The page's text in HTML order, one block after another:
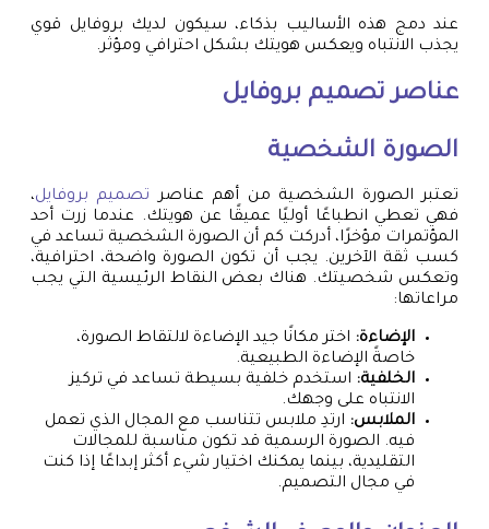
عند دمج هذه الأساليب بذكاء، سيكون لديك بروفايل قوي
يجذب الانتباه ويعكس هويتك بشكل احترافي ومؤثر.
عناصر تصميم بروفايل
الصورة الشخصية
تعتبر الصورة الشخصية من أهم عناصر تصميم بروفايل،
فهي تعطي انطباعًا أوليًا عميقًا عن هويتك. عندما زرت أحد
المؤتمرات مؤخرًا، أدركت كم أن الصورة الشخصية تساعد في
كسب ثقة الآخرين. يجب أن تكون الصورة واضحة، احترافية،
وتعكس شخصيتك. هناك بعض النقاط الرئيسية التي يجب
مراعاتها:
الإضاءة: اختر مكانًا جيد الإضاءة لالتقاط الصورة،
خاصةً الإضاءة الطبيعية.
الخلفية: استخدم خلفية بسيطة تساعد في تركيز
الانتباه على وجهك.
الملابس: ارتدِ ملابس تتناسب مع المجال الذي تعمل
فيه. الصورة الرسمية قد تكون مناسبة للمجالات
التقليدية، بينما يمكنك اختيار شيء أكثر إبداعًا إذا كنت
في مجال التصميم.